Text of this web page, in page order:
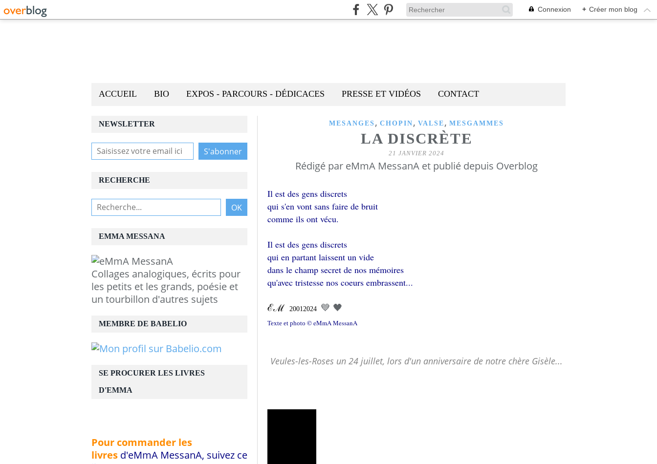
Connexion + Créer mon blog
ACCUEIL BIO EXPOS - PARCOURS - DÉDICACES PRESSE ET VIDÉOS CONTACT
MESANGES , CHOPIN , VALSE , MESGAMMES
LA DISCRÈTE
21 JANVIER 2024
Rédigé par eMmA MessanA et publié depuis Overblog
Il est des gens discrets
qui s'en vont sans faire de bruit
comme ils ont vécu.
Il est des gens discrets
qui en partant laissent un vide
dans le champ secret de nos mémoires
qu'avec tristesse nos coeurs embrassent...
ℰℳ 20012024 💙 🖤
Texte et photo © eMmA MessanA
Veules-les-Roses un 24 juillet, lors d'un anniversaire de notre chère Gisèle...
NEWSLETTER
RECHERCHE
EMMA MESSANA
Collages analogiques, écrits pour
les petits et les grands, poésie et
un tourbillon d'autres sujets
MEMBRE DE BABELIO
SE PROCURER LES LIVRES
D'EMMA
Pour commander les
livres d'eMmA MessanA, suivez ce